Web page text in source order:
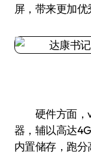
屏，带来更加优
硬件方面，
器，辅以高达
内置储存，跑